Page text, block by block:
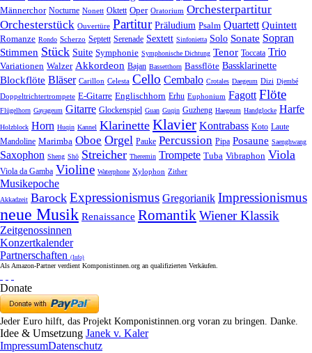
Männerchor Nocturne Nonett Oktett Oper Oratorium Orchesterpartitur
Orchesterstück Ouvertüre Partitur Präludium Psalm Quartett Quintett
Romanze Rondo Scherzo Septett Serenade Sextett Sinfonietta Solo Sonate Sopran
Stimmen Stück Suite Symphonie Symphonische Dichtung Tenor Toccata Trio
Variationen Walzer Akkordeon Bajan Bassetthorn Bassflöte Bassklarinette
Blockflöte Bläser Carillon Celesta Cello Cembalo Crotales Daegeum Dizi Djembé
Doppeltrichtertrompete E-Gitarre Englischhorn Erhu Euphonium Fagott Flöte
Flügelhorn Gayageum Gitarre Glockenspiel Guan Guqin Guzheng Haegeum Handglocke Harfe
Holzblock Horn Huqin Kannel Klarinette Klavier Kontrabass Koto Laute
Mandoline Marimba Oboe Orgel Pauke Percussion Pipa Posaune Saenghwang
Saxophon Sheng Shō Streicher Theremin Trompete Tuba Vibraphon Viola
Viola da Gamba Violine Waterphone Xylophon Zither
Musikepoche
Akkadzeit Barock Expressionismus Gregorianik Impressionismus
neue Musik Renaissance RomantikWiener Klassik
Zeitgenossinnen
Konzertkalender
Partnerschaften (Info)
Als Amazon-Partner verdient Komponistinnen.org an qualifizierten Verkäufen.
Donate
Jeder Euro hilft, das Projekt Komponistinnen.org voran zu bringen. Danke.
Idee & Umsetzung Janek v. Kaler
ImpressumDatenschutz